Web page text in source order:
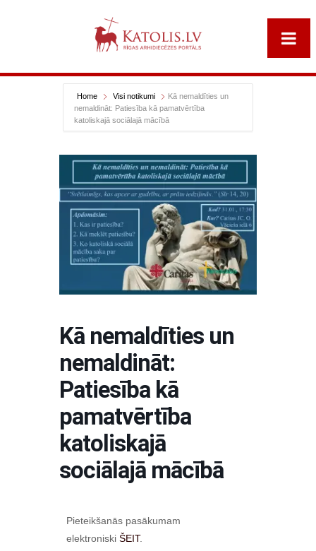
Home Visi notikumi
Kā nemaldīties un
nemaldināt: Patiesība kā pamatvērtība
katoliskajā sociālajā mācībā
Kā nemaldīties un
nemaldināt:
Patiesība kā
pamatvērtība
katoliskajā
sociālajā mācībā
Pieteikšanās pasākumam
elektroniski ŠEIT.